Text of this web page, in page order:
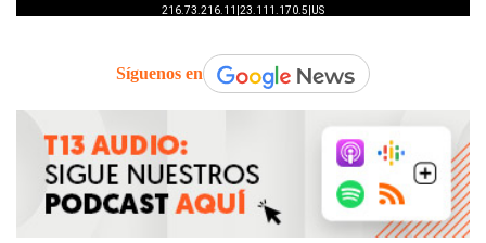
Síguenos en